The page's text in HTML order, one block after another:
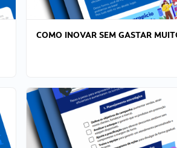
COMO INOVAR SEM GASTAR